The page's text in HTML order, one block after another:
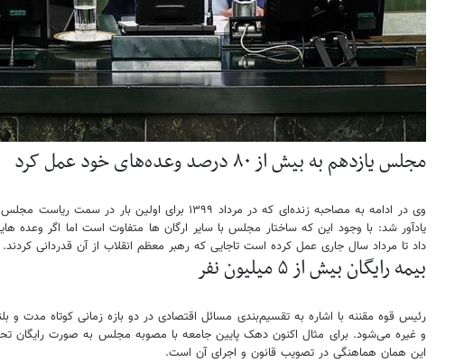
مجلس یازدهم به بیش از ۸۰ درصد وعده‌های خود عمل کرد
وی در ادامه به مصاحبه زنده‌ای که در مرداد
داد تا مرداد سال جاری عمل کرده است تاجایی که رهبر معظم انقلاب از آن قدردانی کردند.
بیمه رایگان بیش از ۵ میلیون نفر
رئیس قوه مقننه با اشاره به تقسیم‌بندی مسائل اقتصادی در دو بازه زمانی کوتاه
این همان هماهنگی در تصویب قانون و اجرای آن است.